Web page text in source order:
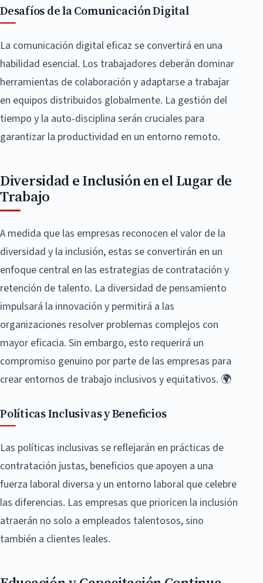
Desafíos de la Comunicación Digital
La comunicación digital eficaz se convertirá en una
habilidad esencial. Los trabajadores deberán dominar
herramientas de colaboración y adaptarse a trabajar
en equipos distribuidos globalmente. La gestión del
tiempo y la auto-disciplina serán cruciales para
garantizar la productividad en un entorno remoto.
Diversidad e Inclusión en el Lugar de
Trabajo
A medida que las empresas reconocen el valor de la
diversidad y la inclusión, estas se convertirán en un
enfoque central en las estrategias de contratación y
retención de talento. La diversidad de pensamiento
impulsará la innovación y permitirá a las
organizaciones resolver problemas complejos con
mayor eficacia. Sin embargo, esto requerirá un
compromiso genuino por parte de las empresas para
crear entornos de trabajo inclusivos y equitativos. 🌍
Políticas Inclusivas y Beneficios
Las políticas inclusivas se reflejarán en prácticas de
contratación justas, beneficios que apoyen a una
fuerza laboral diversa y un entorno laboral que celebre
las diferencias. Las empresas que prioricen la inclusión
atraerán no solo a empleados talentosos, sino
también a clientes leales.